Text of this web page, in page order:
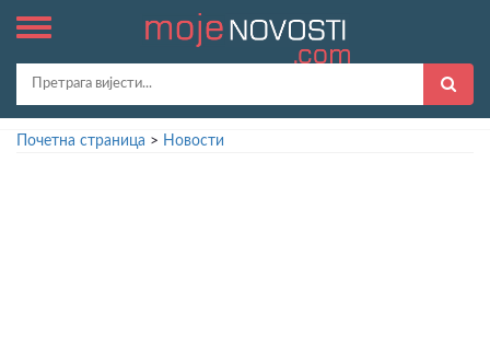
Почетна страница > Новости